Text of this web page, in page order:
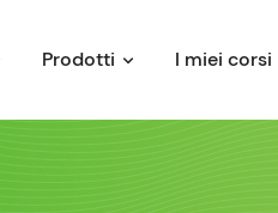
Prodotti I miei corsi